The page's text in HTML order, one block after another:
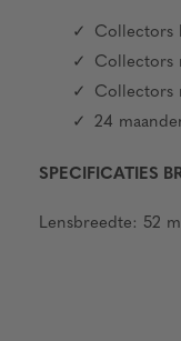
Collectors
Collectors
Collectors
24
SPECIFICATIES
Lensbreedte: 52